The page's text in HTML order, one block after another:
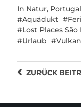
In Natur, Portugal
Aquädukt
Lost Places São
Urlaub
ZURÜCK